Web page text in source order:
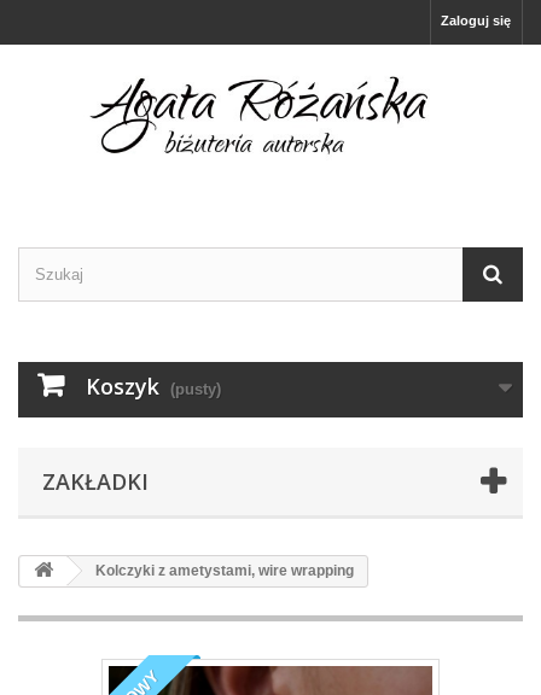
Zaloguj się
Koszyk (pusty)
ZAKŁADKI
Kolczyki z ametystami, wire wrapping